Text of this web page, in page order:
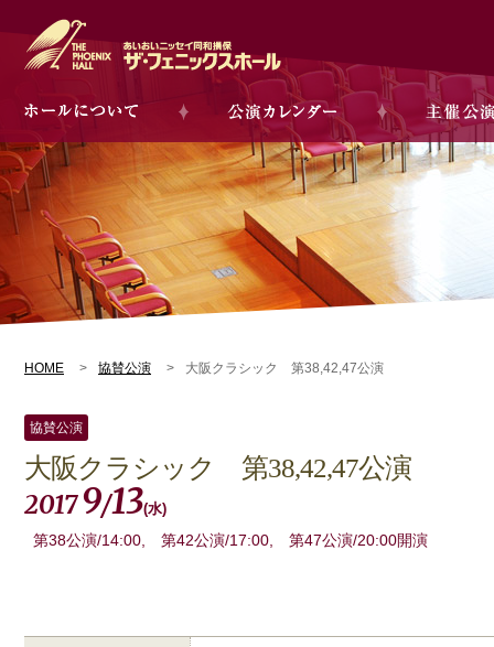
HOME 協賛公演 大阪クラシック 第38,42,47公演
協賛公演
大阪クラシック 第38,42,47公演
20179/13(水)
第38公演/14:00, 第42公演/17:00, 第47公演/20:00開演